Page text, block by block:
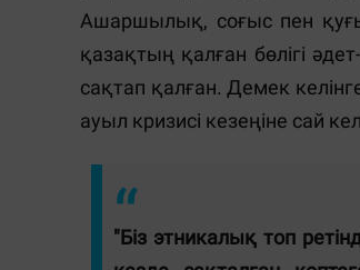
Ашаршылық, соғыс пен
қазақтың қалған бөлігі
сақтап қалған. Демек
ауыл кризисі кезеңіне сай
"Біз этникалық топ